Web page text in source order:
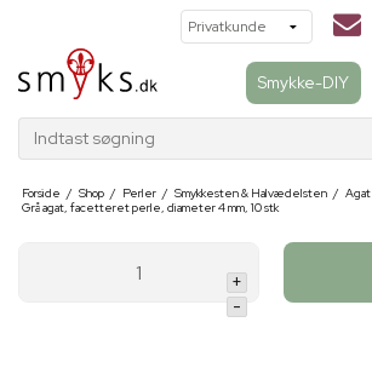
Smykke-DIY
Indtast søgning
Forside / Shop / Perler / Smykkesten & Halvædelsten / Agat
Grå agat, facetteret perle, diameter 4 mm, 10 stk
+
-